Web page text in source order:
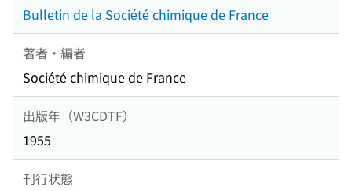
Bulletin de la Société chimique de France
著者・編者
Société chimique de France
出版年（W3CDTF）
1955
刊行状態